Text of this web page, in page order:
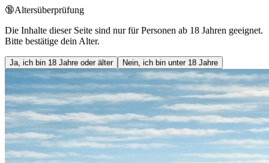
🔞Altersüberprüfung
Die Inhalte dieser Seite sind nur für Personen ab 18 Jahren geeignet.
Bitte bestätige dein Alter.
Ja, ich bin 18 Jahre oder älter Nein, ich bin unter 18 Jahre